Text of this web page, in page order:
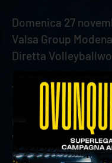
Domenica 27
Valsa Group
Diretta
10a Giornata di
Domenica 4
WithU Verona –
Diretta